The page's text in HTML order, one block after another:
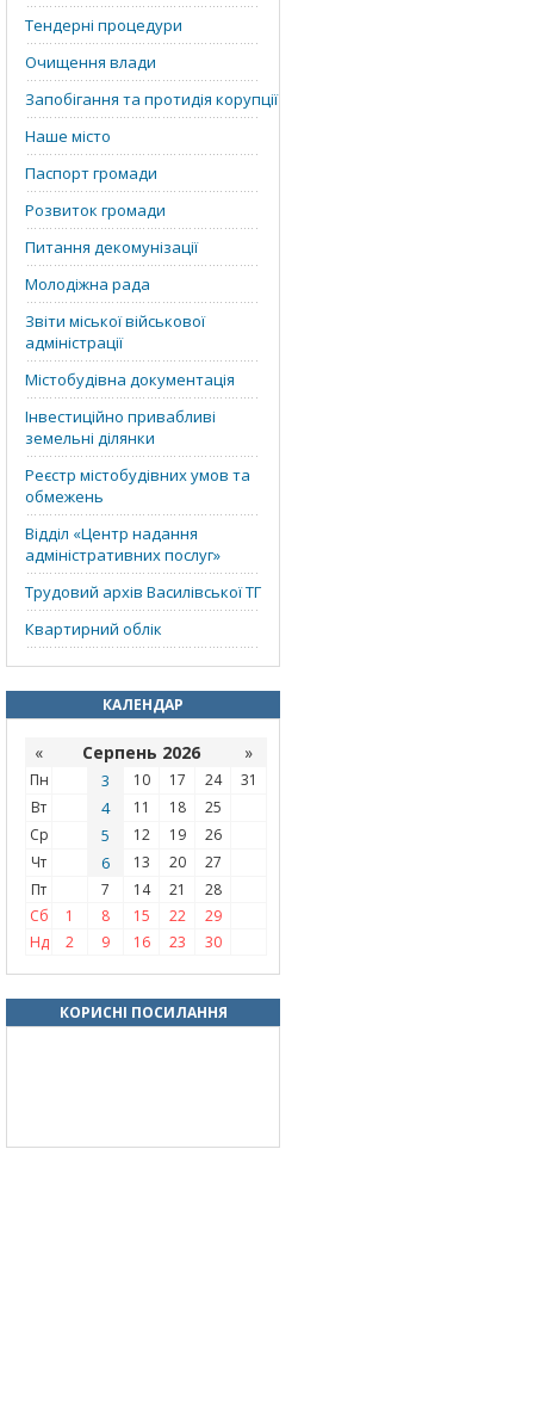
Тендерні процедури
Очищення влади
Запобігання та протидія корупції
Наше місто
Паспорт громади
Розвиток громади
Питання декомунізації
Молодіжна рада
Звіти міської військової
адміністрації
Містобудівна документація
Інвестиційно привабливі
земельні ділянки
Реєстр містобудівних умов та
обмежень
Відділ «‎Центр надання
адміністративних послуг»
Трудовий архів Василівської ТГ
Квартирний облік
КАЛЕНДАР
« Серпень 2026 »
Пн 3 10 17 24
31
Вт
4 11 18
25
Ср
5 12 19
26
Чт
6 13 20
27
Пт
7 14 21
28
Сб
1 8 15 22
29
Нд
2 9 16 23 30
КОРИСНІ ПОСИЛАННЯ